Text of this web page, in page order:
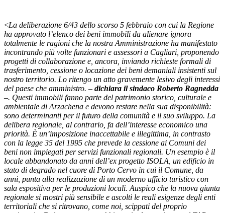
<La deliberazione 6/43 dello scorso 5 febbraio con cui la Regione
ha approvato l’elenco dei beni immobili da alienare ignora
totalmente le ragioni che la nostra Amministrazione ha manifestato
incontrando più volte funzionari e assessori a Cagliari, proponendo
progetti di collaborazione e, ancora, inviando richieste formali di
trasferimento, cessione o locazione dei beni demaniali insistenti sul
nostro territorio. Lo ritengo un atto gravemente lesivo degli interessi
del paese che amministro. – dichiara il sindaco Roberto Ragnedda
–. Questi immobili fanno parte del patrimonio storico, culturale e
ambientale di Arzachena e devono restare nella sua disponibilità:
sono determinanti per il futuro della comunità e il suo sviluppo. La
delibera regionale, al contrario, fa dell’interesse economico una
priorità. È un’imposizione inaccettabile e illegittima, in contrasto
con la legge 35 del 1995 che prevede la cessione ai Comuni dei
beni non impiegati per servizi funzionali regionali. Un esempio è il
locale abbandonato da anni dell’ex progetto ISOLA, un edificio in
stato di degrado nel cuore di Porto Cervo in cui il Comune, da
anni, punta alla realizzazione di un moderno ufficio turistico con
sala espositiva per le produzioni locali. Auspico che la nuova giunta
regionale si mostri più sensibile e ascolti le reali esigenze degli enti
territoriali che si ritrovano, come noi, scippati del proprio